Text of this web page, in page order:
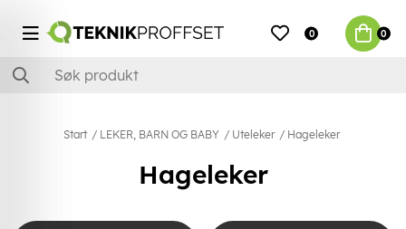
0 0
Start LEKER, BARN OG BABY Uteleker Hageleker
Hageleker